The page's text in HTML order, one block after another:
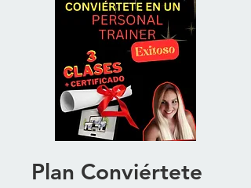
Plan Conviértete